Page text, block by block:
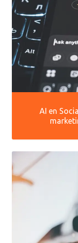
AI en